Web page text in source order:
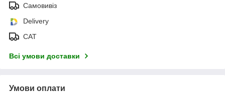
Самовивіз
Delivery
САТ
Всі умови доставки
Умови оплати